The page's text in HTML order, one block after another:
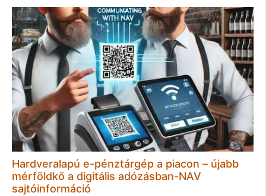
Hardveralapú e-pénztárgép a piacon – újabb
mérföldkő a digitális adózásban-NAV
sajtóinformáció